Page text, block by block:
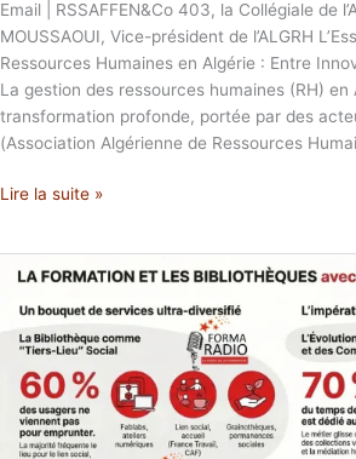
Email | RSSAFFEN&Co 403, la Collégiale de
MOUSSAOUI, Vice-président de l’ALGRH
Ressources Humaines en Algérie : Entre
La gestion des ressources humaines (RH) en
transformation profonde, portée par des
(Association Algérienne de Ressources
Lire la suite »
La
les
bibliothèques